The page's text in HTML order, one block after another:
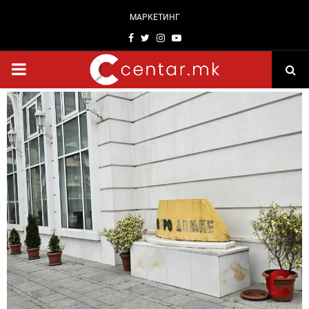
МАРКЕТИНГ
Facebook
TwitterInstagram
Youtube
PRIMARY
MENU